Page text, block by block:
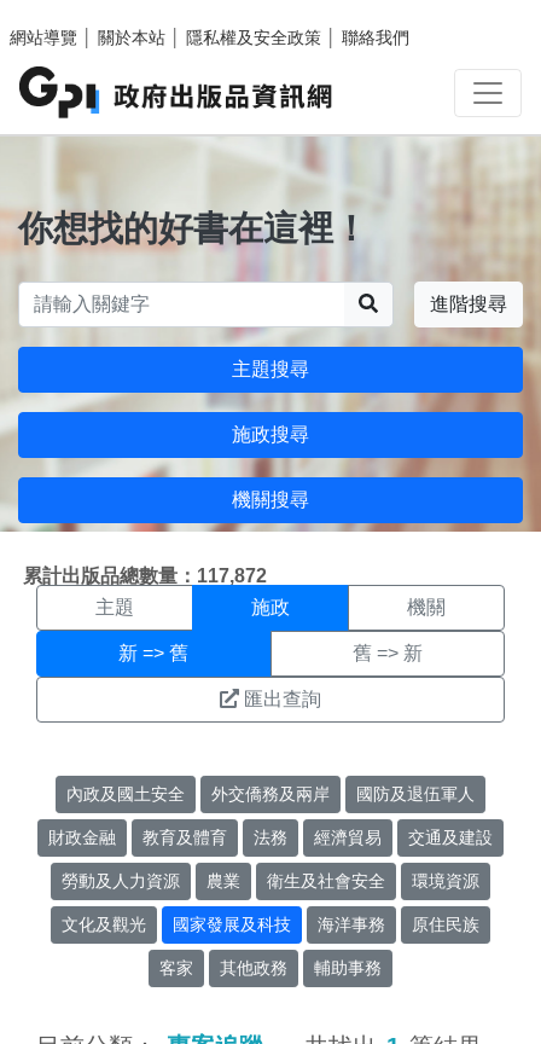
網站導覽
關於本站 隱私權及安全政策 聯絡我們
你想找的好書在這裡！
進階搜尋
主題搜尋
施政搜尋
機關搜尋
累計出版品總數量：117,872
施政搜尋結果頁面
主題 施政 機關
新 => 舊 舊 => 新
匯出查詢
內政及國土安全 外交僑務及兩岸 國防及退伍軍人
財政金融 教育及體育 法務 經濟貿易 交通及建設
勞動及人力資源 農業 衛生及社會安全 環境資源
文化及觀光 國家發展及科技 海洋事務 原住民族
客家 其他政務 輔助事務